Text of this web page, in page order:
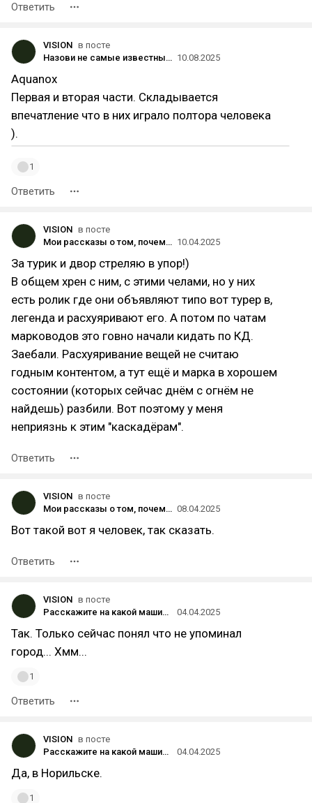
Ответить
VISION в посте
Назови не самые известные игры из детства, которые помнишь 10.08.2025
Aquanox
Первая и вторая части. Складывается
впечатление что в них играло полтора человека
).
1
Ответить
VISION в посте
Мои рассказы о том, почему я опоздал 10.04.2025
За турик и двор стреляю в упор!)
В общем хрен с ним, с этими челами, но у них
есть ролик где они объявляют типо вот турер в,
легенда и расхуяривают его. А потом по чатам
марководов это говно начали кидать по КД.
Заебали. Расхуяривание вещей не считаю
годным контентом, а тут ещё и марка в хорошем
состоянии (которых сейчас днём с огнём не
найдешь) разбили. Вот поэтому у меня
неприязнь к этим "каскадёрам".
Ответить
VISION в посте
Мои рассказы о том, почему я опоздал 08.04.2025
Вот такой вот я человек, так сказать.
Ответить
VISION в посте
Расскажите на какой машине катаетесь? Сколько владеете? Нашим отношениям летом будет 13 лет 😎
04.04.2025
Так. Только сейчас понял что не упоминал
город... Хмм...
1
Ответить
VISION в посте
Расскажите на какой машине катаетесь? Сколько владеете? Нашим отношениям летом будет 13 лет 😎
04.04.2025
Да, в Норильске.
1